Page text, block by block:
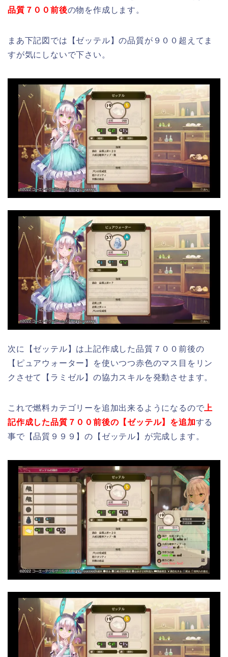
品質７００前後の物を作成します。
まあ下記図では【ゼッテル】の品質が９００超えてま
すが気にしないで下さい。
次に【ゼッテル】は上記作成した品質７００前後の
【ピュアウォーター】を使いつつ赤色のマス目をリン
クさせて【ラミゼル】の協力スキルを発動させます。
これで燃料カテゴリーを追加出来るようになるので 上
記作成した品質７００前後の【ゼッテル】を追加する
事で【品質９９９】の【ゼッテル】が完成します。